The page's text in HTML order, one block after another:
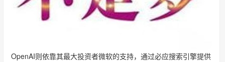
OpenAI则依靠其最大投资者微软的支持，通过必应搜索引擎提供